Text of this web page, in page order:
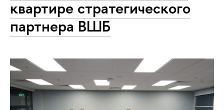
квартире стратегического
партнера ВШБ